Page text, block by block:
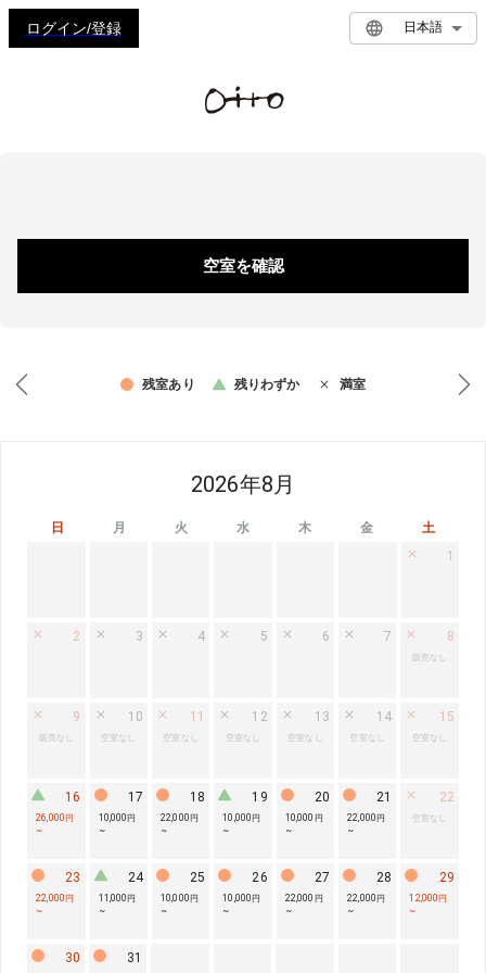
ログイン/登録 日本語
空室を確認
残室あり 残りわずか 満室
2026年8月
日 月 火 水 木 金
土
1
2 3 4 5 6 7 8
販売なし
9
販売なし
10
空室なし
11
空室なし
12
空室なし
13
空室なし
14
空室なし
15
空室なし
16
26,000円
~
17
10,000円
~
18
22,000円
~
19
10,000円
~
20
10,000円
~
21
22,000円
~
22
空室なし
23
22,000円
~
24
11,000円
~
25
10,000円
~
26
10,000円
~
27
22,000円
~
28
22,000円
~
29
12,000円
~
30 31